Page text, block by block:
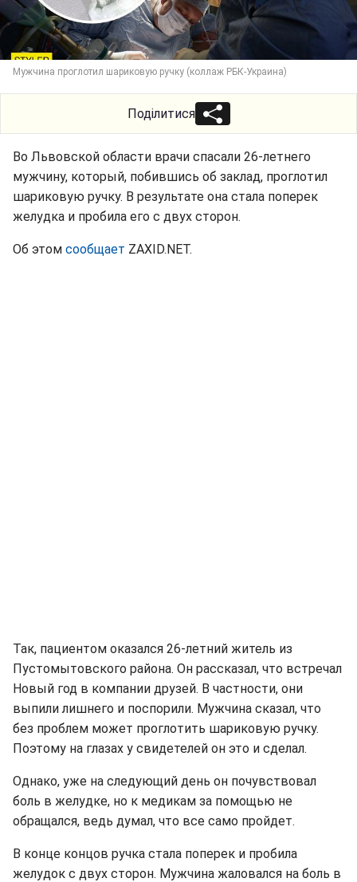
Мужчина проглотил шариковую ручку (коллаж РБК-Украина)
Поділитися
Во Львовской области врачи спасали 26-летнего
мужчину, который, побившись об заклад, проглотил
шариковую ручку. В результате она стала поперек
желудка и пробила его с двух сторон.
Об этом сообщает ZAXID.NET.
Так, пациентом оказался 26-летний житель из
Пустомытовского района. Он рассказал, что встречал
Новый год в компании друзей. В частности, они
выпили лишнего и поспорили. Мужчина сказал, что
без проблем может проглотить шариковую ручку.
Поэтому на глазах у свидетелей он это и сделал.
Однако, уже на следующий день он почувствовал
боль в желудке, но к медикам за помощью не
обращался, ведь думал, что все само пройдет.
В конце концов ручка стала поперек и пробила
желудок с двух сторон. Мужчина жаловался на боль в